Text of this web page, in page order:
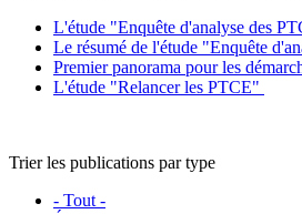
L'étude "Enquête d'analyse des
Le résumé de l'étude "Enquête
Premier panorama pour les
L'étude "Relancer les PTCE"
Trier les publications par type
- Tout -